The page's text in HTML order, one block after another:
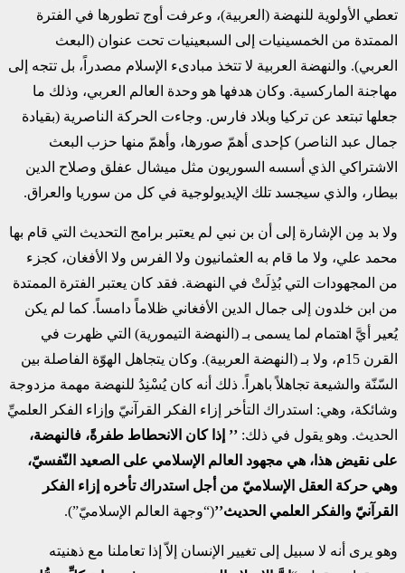
تعطي الأولوية للنهضة (العربية)، وعرفت أوج تطورها في الفترة
الممتدة من الخمسينيات إلى السبعينيات تحت عنوان (البعث
العربي). والنهضة العربية لا تتخذ مبادىء الإسلام مصدراً، بل تتجه إلى
مهاجنة الماركسية. وكان هدفها هو وحدة العالم العربي، وذلك ما
جعلها تبتعد عن تركيا وبلاد فارس. وجاءت الحركة الناصرية (بقيادة
جمال عبد الناصر) كإحدى أهمّ صورها، وأهمّ منها حزب البعث
الاشتراكي الذي أسسه السوريون مثل ميشال عفلق وصلاح الدين
بيطار، والذي سيجسد تلك الإيديولوجية في كل من سوريا والعراق.
ولا بد مِن الإشارة إلى أن بن نبي لم يعتبر برامج التحديث التي قام بها
محمد علي، ولا ما قام به العثمانيون ولا الفرس ولا الأفغان، كجزء
من المجهودات التي بُذِلَتْ في النهضة. فقد كان يعتبر الفترة الممتدة
من ابن خلدون إلى جمال الدين الأفغاني ظلاماً دامساً. كما لم يكن
يُعير أيَّ اهتمام لما يسمى بـ (النهضة التيمورية) التي ظهرت في
القرن 15م، ولا بـ (النهضة العربية). وكان يتجاهل الهوّة الفاصلة بين
السّنّة والشيعة تجاهلاً باهراً. ذلك أنه كان يُسْنِدُ للنهضة مهمة مزدوجة
وشائكة، وهي: استدراك التأخر إزاء الفكر القرآنيّ وإزاء الفكر العلميِّ
الحديث. وهو يقول في ذلك: ’’ إذا كان الانحطاط طفرةً، فالنهضة،
على نقيض هذا، هي مجهود العالم الإسلامي على الصعيد النّفسيّ،
وهي حركة العقل الإسلاميّ من أجل استدراك تأخره إزاء الفكر
القرآنيّ والفكر العلمي الحديث’’(“وجهة العالم الإسلاميّ”).
وهو يرى أنه لا سبيل إلى تغيير الإنسان إلاّ إذا تعاملنا مع ذهنيته